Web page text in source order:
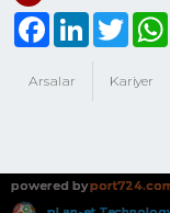
Arsalar Kariyer
FacebookLinkedInTwitter
powered by